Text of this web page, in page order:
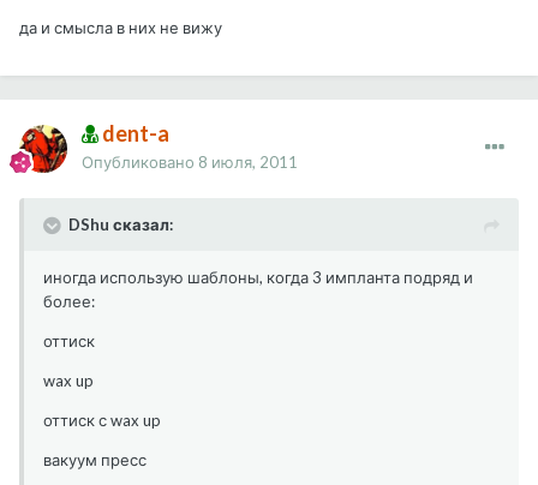
да и смысла в них не вижу
dent-a
Опубликовано 8 июля, 2011
DShu сказал:
иногда использую шаблоны, когда 3 импланта подряд и
более:
оттиск
wax up
оттиск с wax up
вакуум пресс